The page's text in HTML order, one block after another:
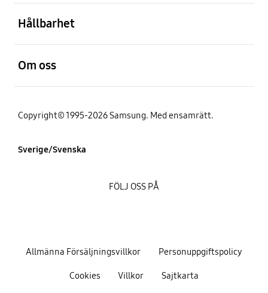
Hållbarhet
Om oss
Copyright© 1995-2026 Samsung. Med ensamrätt.
Sverige/Svenska
Allmänna Försäljningsvillkor Personuppgiftspolicy
Cookies Villkor Sajtkarta
FÖLJ OSS PÅ